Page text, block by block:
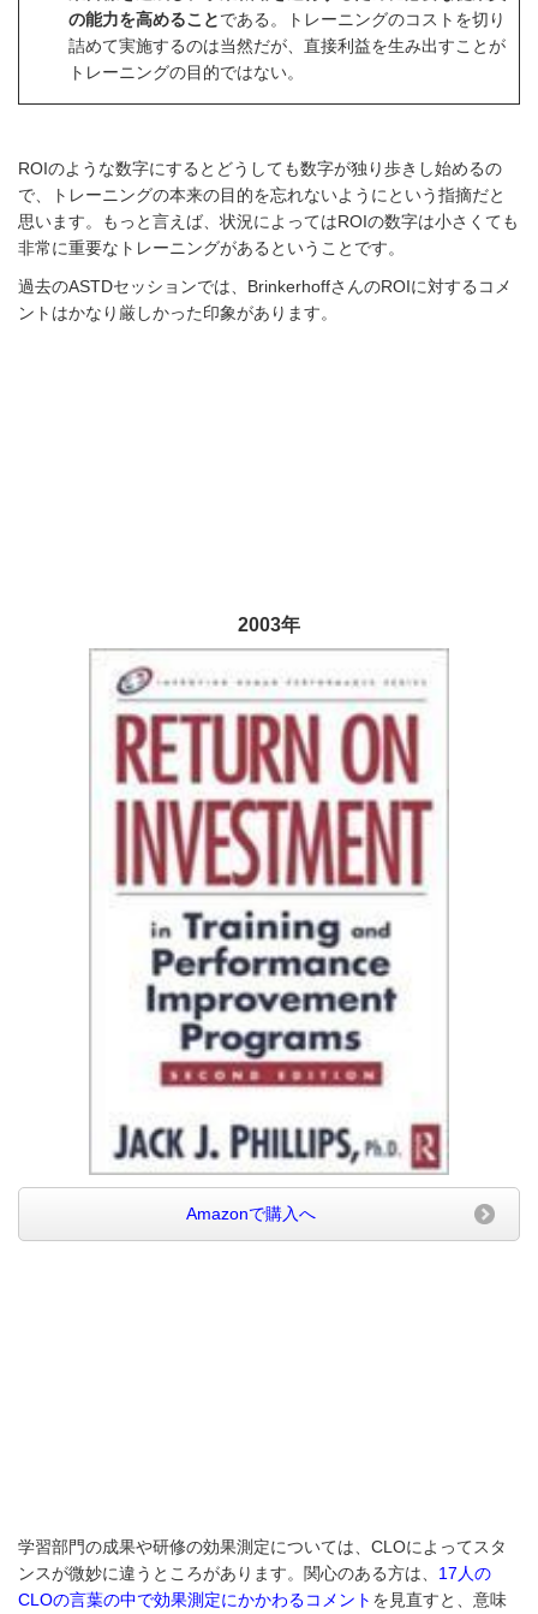
の能力を高めることである。トレーニングのコストを切り
詰めて実施するのは当然だが、直接利益を生み出すことが
トレーニングの目的ではない。
ROIのような数字にするとどうしても数字が独り歩きし始めるの
で、トレーニングの本来の目的を忘れないようにという指摘だと
思います。もっと言えば、状況によってはROIの数字は小さくても
非常に重要なトレーニングがあるということです。
過去のASTDセッションでは、BrinkerhoffさんのROIに対するコメ
ントはかなり厳しかった印象があります。
2003年
Amazonで購入へ
学習部門の成果や研修の効果測定については、CLOによってスタ
ンスが微妙に違うところがあります。関心のある方は、 17人の
CLOの言葉の中で効果測定にかかわるコメント を見直すと、意味